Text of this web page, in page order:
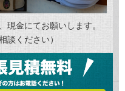
現金にてお願いします。
談ください）